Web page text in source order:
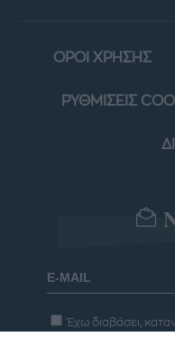
ΟΡΟΙ ΧΡΗΣΗΣ
ΡΥΘΜΙΣΕΙΣ
Έχω διαβάσει,